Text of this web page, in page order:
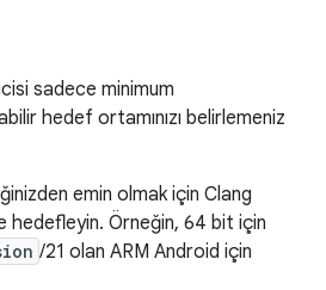
sadece minimum
hedef ortamınızı belirlemeniz
emin olmak için Clang
hedefleyin. Örneğin, 64 bit için
/21 olan ARM Android için